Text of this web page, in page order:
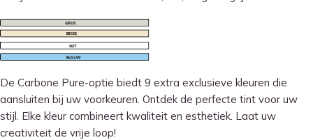
De Carbone Pure-optie biedt 9 extra exclusieve kleuren die
aansluiten bij uw voorkeuren. Ontdek de perfecte tint voor uw
stijl. Elke kleur combineert kwaliteit en esthetiek. Laat uw
creativiteit de vrije loop!